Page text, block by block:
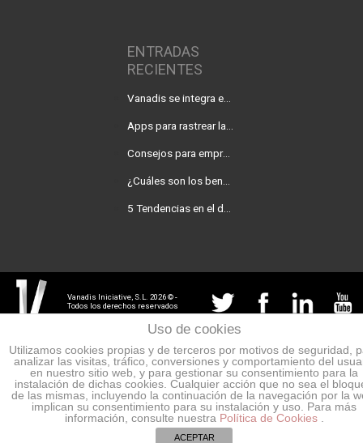
ENTRADAS
RECIENTES
Consejos para empresas que quieren desarrollar una app
Vanadis Iniciative, S.L. 2026 © -
Todos los derechos reservados
Uso de cookies
Utilizamos cookies propias y de terceros por motivos de seguridad,
analizar las visitas, tráfico, conversiones y comportamiento del
en nuestro sitio web, y para gestionar su consentimiento para la
instalación de dichas cookies. Cualquier acción que no sea el
de las mismas, incluyendo la continuación de la navegación por la
implican su consentimiento para su instalación y uso. Para más
información, consulte nuestra Política de Cookies
ACEPTAR